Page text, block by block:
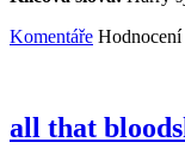
Komentáře
all that